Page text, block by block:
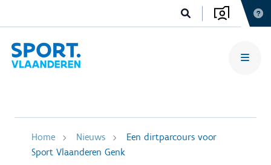
Home Nieuws
Een dirtparcours voor
Sport Vlaanderen Genk